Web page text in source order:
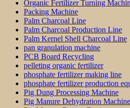
Organic Fertilizer Turning
Packing Machine
Palm Charcoal Line
Palm Charcoal Production Line
Palm Kernel Shell Charcoal Line
pan granulation machine
PCB Board Recycling
pelleting organic fertilizer
phosphate fertilizer making line
phosphate fertilizer production
Pig Dung Processing Machine
Pig Manure Dehydration